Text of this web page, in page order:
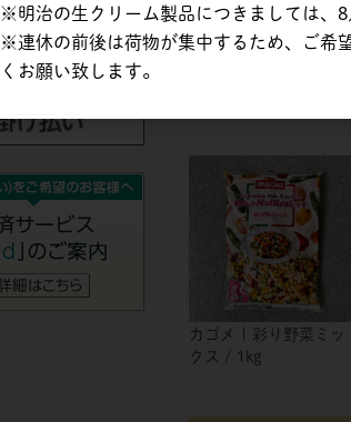
カゴメ | ライトグリル
カゴメ | 彩り野菜ミッ
クス / 1kg
※明治の生クリーム製品につきましては、
※連休の前後は荷物が集中するため、ご希
くお願い致します。